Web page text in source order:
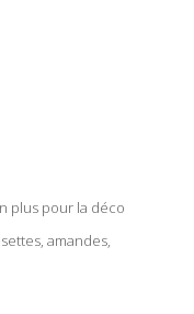
plus pour la déco
amandes,